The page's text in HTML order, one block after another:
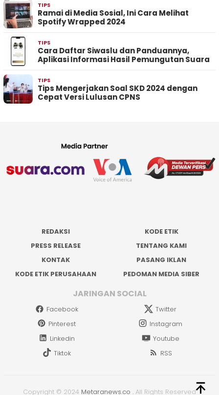
TIPS
Ramai di Media Sosial, Ini Cara Melihat
Spotify Wrapped 2024
TIPS
Cara Daftar Siwaslu dan Panduannya,
Aplikasi Informasi Hasil Pemungutan Suara
TIPS
Tips Mengerjakan Soal SKD 2024 dengan
Cepat Versi Lulusan CPNS
REDAKSI
KODE ETIK
PRESS RELEASE
TENTANG KAMI
KONTAK
PASANG IKLAN
KODE ETIK PERUSAHAAN
PEDOMAN MEDIA SIBER
JARINGAN SOCIAL
Facebook
Twitter
Pinterest
Instagram
Linkedin
Youtube
Tiktok
RSS
Copyright © 2024 Metaranews.co . All Rights Reserved